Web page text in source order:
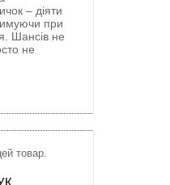
– діяти
при
Шансів не
не
товар.